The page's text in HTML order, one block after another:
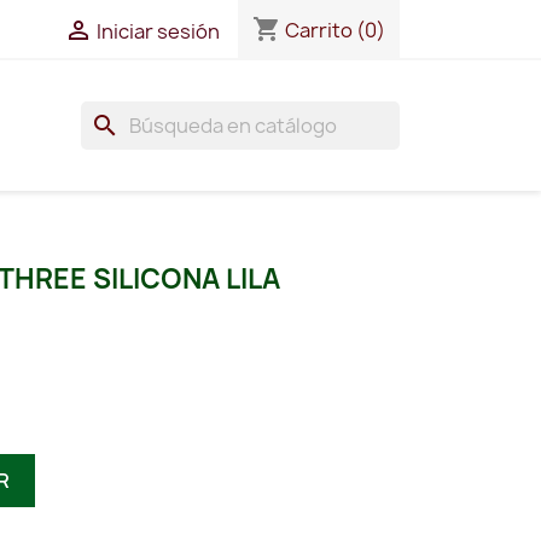
 Iniciar sesión shopping_cart Carrito (0)
search
SILICONA LILA